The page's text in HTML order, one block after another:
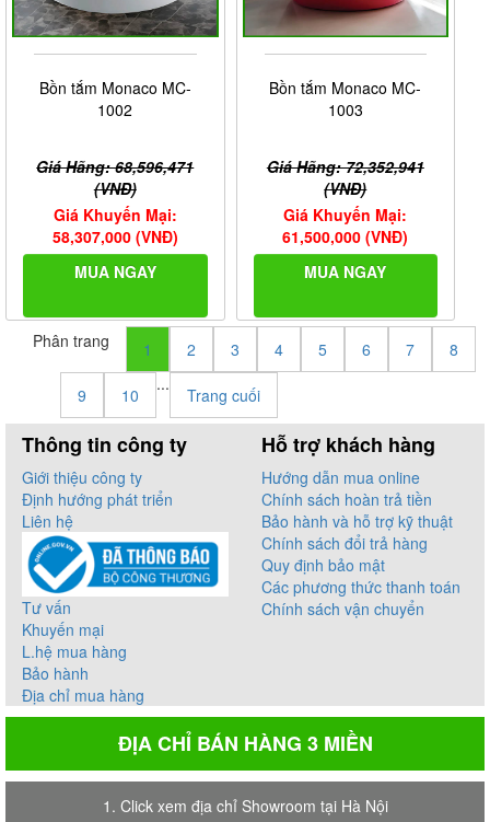
Bồn tắm Monaco MC-
1002
Giá Hãng: 68,596,471
(VNĐ)
Giá Khuyến Mại:
58,307,000 (VNĐ)
MUA NGAY
Bồn tắm Monaco MC-
1003
Giá Hãng: 72,352,941
(VNĐ)
Giá Khuyến Mại:
61,500,000 (VNĐ)
MUA NGAY
Phân trang 1 2 3 4 5 6 7 8
9 10
...
Trang cuối
Thông tin công ty
Giới thiệu công ty
Định hướng phát triển
Liên hệ
Tư vấn
Khuyến mại
L.hệ mua hàng
Bảo hành
Địa chỉ mua hàng
Hỗ trợ khách hàng
Hướng dẫn mua online
Chính sách hoàn trả tiền
Bảo hành và hỗ trợ kỹ thuật
Chính sách đổi trả hàng
Quy định bảo mật
Các phương thức thanh toán
Chính sách vận chuyển
ĐỊA CHỈ BÁN HÀNG 3 MIỀN
1. Click xem địa chỉ Showroom tại Hà Nội